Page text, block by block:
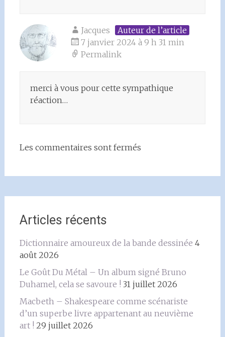
Jacques
Auteur de l’article
7 janvier 2024 à 9 h 31 min
Permalink
merci à vous pour cette sympathique
réaction…
Les commentaires sont fermés
Articles récents
Dictionnaire amoureux de la bande dessinée 4
août 2026
Le Goût Du Métal – Un album signé Bruno
Duhamel, cela se savoure ! 31 juillet 2026
Macbeth – Shakespeare comme scénariste
d’un superbe livre appartenant au neuvième
art ! 29 juillet 2026